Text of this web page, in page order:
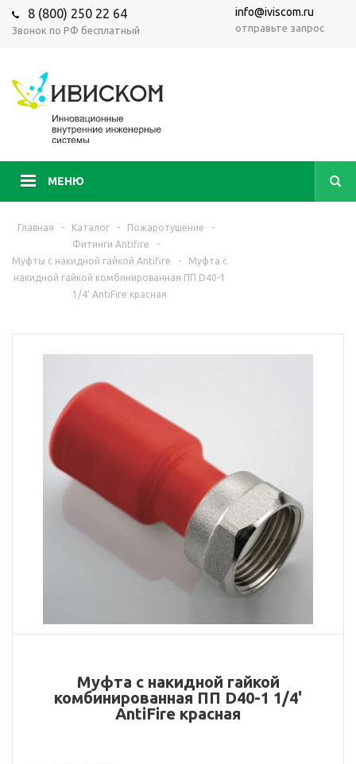
8 (800) 250 22 64
Звонок по РФ бесплатный
info@iviscom.ru
отправьте запрос
МЕНЮ
Главная - Каталог - Пожаротушение
-
Фитинги Antifire
-
Муфты с накидной гайкой Antifire
-
Муфта с
накидной гайкой комбинированная ПП D40-1
1/4' AntiFire красная
Муфта с накидной гайкой
комбинированная ПП D40-1 1/4'
AntiFire красная